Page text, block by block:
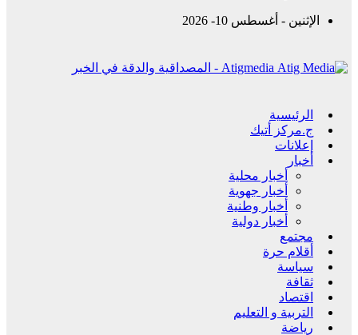
الإثنين - أغسطس 10- 2026
Atigmedia - المصداقية والدقة في الخبر
الرئيسية
ج.مركز أتيك
إعلانات
أخبار
أخبار محلية
أخبار جهوية
أخبار وطنية
أخبار دولية
مجتمع
أقلام حرة
سياسة
ثقافة
اقتصاد
التربية و التعليم
رياضة